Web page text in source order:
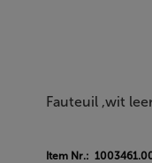
Fauteuil ,wit
Item Nr.: